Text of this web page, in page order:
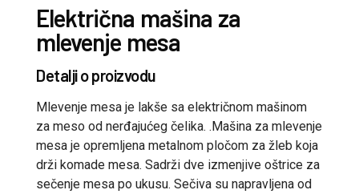
Električna mašina za
mlevenje mesa
Detalji o proizvodu
Mlevenje mesa je lakše sa električnom mašinom
za meso od nerđajućeg čelika. .Mašina za mlevenje
mesa je opremljena metalnom pločom za žleb koja
drži komade mesa. Sadrži dve izmenjive oštrice za
sečenje mesa po ukusu. Sečiva su napravljena od